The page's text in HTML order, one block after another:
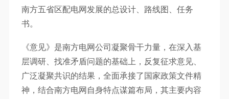
南方五省区配电网发展的总设计、路线图、任务
书。
《意见》是南方电网公司凝聚骨干力量，在深入基
层调研、找准矛盾问题的基础上，反复征求意见、
广泛凝聚共识的结果，全面承接了国家政策文件精
神，结合南方电网自身特点谋篇布局，其主要内容